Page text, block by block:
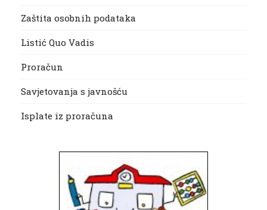
Zaštita osobnih podataka
Listić Quo Vadis
Proračun
Savjetovanja s javnošću
Isplate iz proračuna